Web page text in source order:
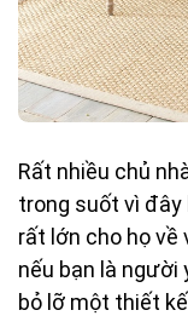
Rất nhiều chủ
trong suốt vì
rất lớn cho họ về
nếu bạn là người
bỏ lỡ một thiết